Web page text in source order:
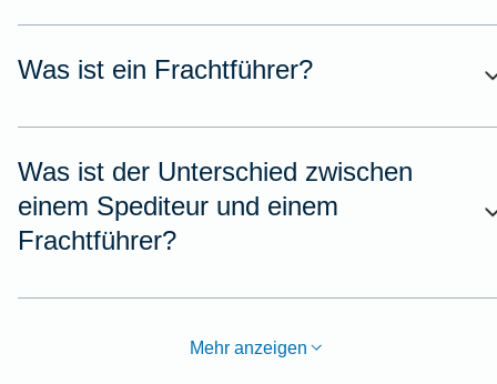
Was ist ein Frachtführer?
Was ist der Unterschied zwischen
einem Spediteur und einem
Frachtführer?
Mehr anzeigen